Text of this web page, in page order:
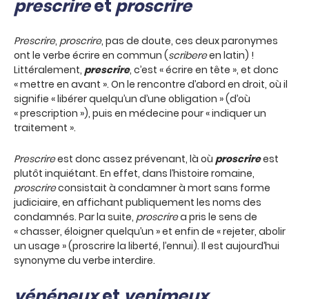
prescrireet proscrire
Prescrire, proscrire, pas de doute, ces deux paronymes
ont le verbe écrire en commun (scribereen latin) !
Littéralement, prescrire, c’est « écrire en tête », et donc
« mettre en avant ». On le rencontre d’abord en droit, où il
signifie « libérer quelqu’un d’une obligation » (d’où
« prescription »), puis en médecine pour « indiquer un
traitement ».
Prescrireest donc assez prévenant, là où proscrireest
plutôt inquiétant. En effet, dans l’histoire romaine,
proscrireconsistait à condamner à mort sans forme
judiciaire, en affichant publiquement les noms des
condamnés. Par la suite, proscrirea pris le sens de
« chasser, éloigner quelqu’un » et enfin de « rejeter, abolir
un usage » (proscrire la liberté, l’ennui). Il est aujourd’hui
synonyme du verbe interdire.